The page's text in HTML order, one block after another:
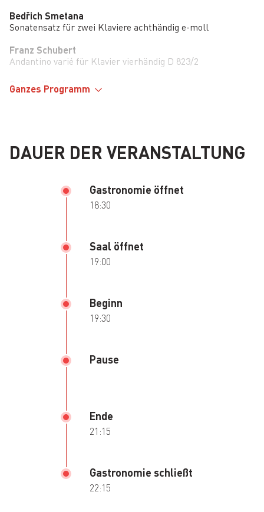
Bedřich Smetana
Sonatensatz für zwei Klaviere achthändig e-moll
Franz Schubert
Andantino varié für Klavier vierhändig D 823/2
György Kurtág
Auswahl aus Játékok für Klavier vierhändig
Ganzes Programm
DAUER DER VERANSTALTUNG
Gastronomie öffnet
18:30
Saal öffnet
19:00
Beginn
19:30
Pause
Ende
21:15
Gastronomie schließt
22:15